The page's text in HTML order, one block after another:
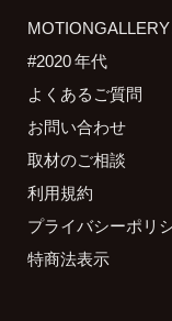
#2020 年代
よくあるご質問
お問い合わせ
取材のご相談
利用規約
プライバシーポリ
特商法表示